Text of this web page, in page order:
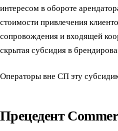
интересом в обороте
стоимости привлечения
сопровождения и входящей
скрытая субсидия в
Операторы вне СП эту
Прецедент